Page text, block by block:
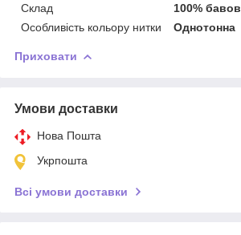
Склад
100%
Особливість кольору нитки
Однотонна
Приховати
Умови доставки
Нова Пошта
Укрпошта
Всі умови доставки